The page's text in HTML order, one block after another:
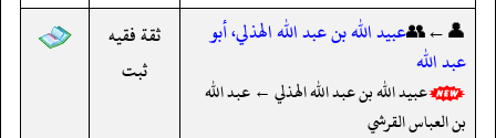
👤←👥عبيد الله بن عبد الله الهذلي، أبو
عبد الله
عبيد الله بن عبد الله الهذلي ← عبد الله
بن العباس القرشي
ثقة فقيه
ثبت